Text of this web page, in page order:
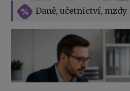
Daně, učetnictví, mzdy
Vše o překážkách v práci na